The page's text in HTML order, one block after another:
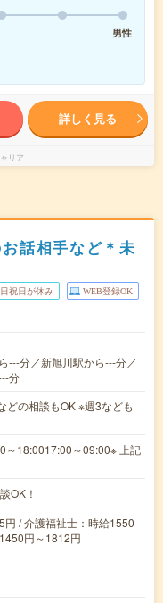
男性
詳しく見る
リア
話相手など＊未
祝日が休み WEB登録OK
---分／新旭川駅から---分／
分
どの相談もOK ※週3なども
～18:0017:00～09:00※ 上記
OK！
/ 介護福祉士：時給1550
円～1812円